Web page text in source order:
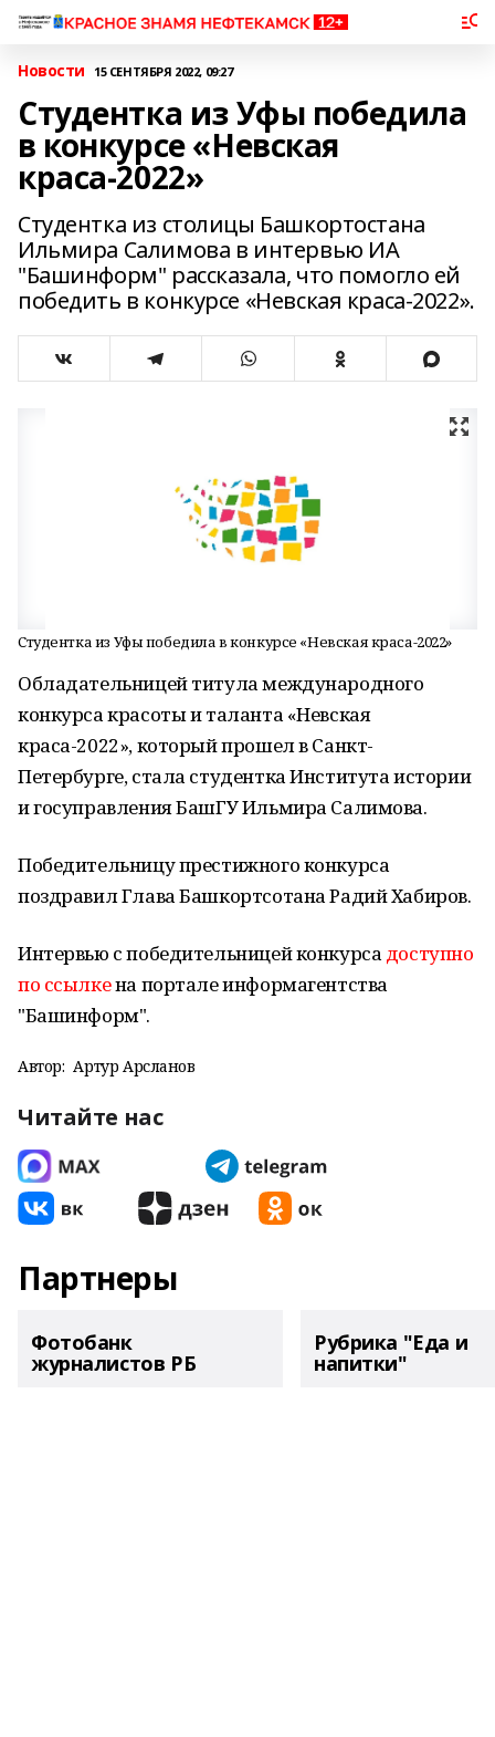
Новости 15 СЕНТЯБРЯ 2022, 09:27
Студентка из Уфы победила
в конкурсе «Невская
краса-2022»
Студентка из столицы Башкортостана
Ильмира Салимова в интервью ИА
"Башинформ" рассказала, что помогло ей
победить в конкурсе «Невская краса-2022».
Студентка из Уфы победила в конкурсе «Невская краса-2022»
Обладательницей титула международного
конкурса красоты и таланта «Невская
краса-2022», который прошел в Санкт-
Петербурге, стала студентка Института истории
и госуправления БашГУ Ильмира Салимова.
Победительницу престижного конкурса
поздравил Глава Башкортсотана Радий Хабиров.
Интервью с победительницей конкурса доступно
по ссылкена портале информагентства
"Башинформ".
Автор: Артур Арсланов
Читайте нас
Партнеры
Фотобанк
журналистов РБ
Рубрика "Еда и
напитки"